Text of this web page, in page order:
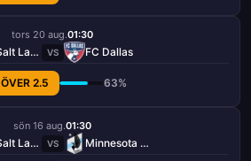
tors 20 aug.01:30
Real Salt Lake VS FC Dallas
ÖVER 2.5 63%
sön 16 aug.01:30
Real Salt Lake VS Minnesota United FC